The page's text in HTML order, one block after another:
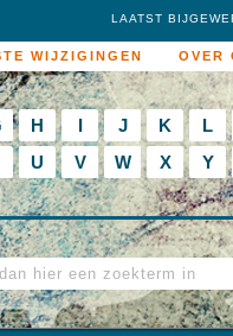
WIJZIGINGEN OVER
LAATST
H I J K L
U V W X Y